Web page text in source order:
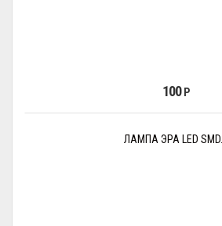
100 Р
ЛАМПА ЭРА LED SMD...